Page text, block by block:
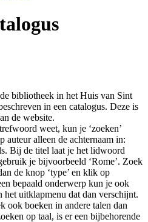
bibliotheek in het Huis van Sint
in een catalogus. Deze is
de website.
weet, kun je ‘zoeken’
auteur alleen de achternaam in:
Bij de titel laat je het lidwoord
je bijvoorbeeld ‘Rome’. Zoek
de knop ‘type’ en klik op
bepaald onderwerp kun je ook
het uitklapmenu dat dan verschijnt.
ook boeken in andere talen dan
op taal, is er een bijbehorende